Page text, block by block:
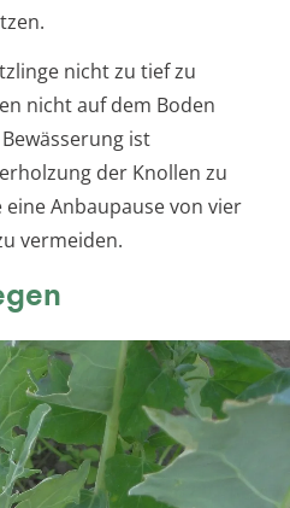
nicht zu tief zu
nicht auf dem Boden
ist
der Knollen zu
Anbaupause von vier
vermeiden.